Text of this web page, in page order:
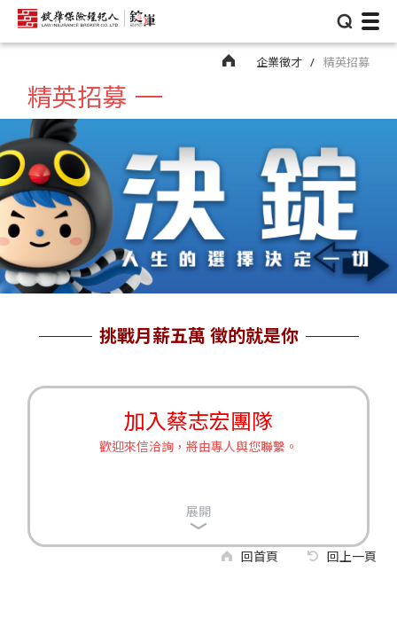
⌕
企業徵才 精英招募
精英招募
挑戰月薪五萬 徵的就是你
展開
加入蔡志宏團隊
歡迎來信洽詢，將由專人與您聯繫。
回首頁 回上一頁